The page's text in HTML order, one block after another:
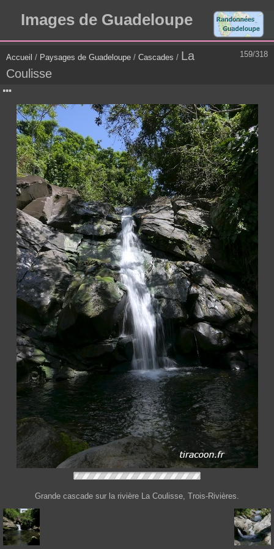
Images de Guadeloupe
159/318
Accueil / Paysages de Guadeloupe / Cascades / La
Coulisse
Grande cascade sur la rivière La Coulisse, Trois-Rivières.